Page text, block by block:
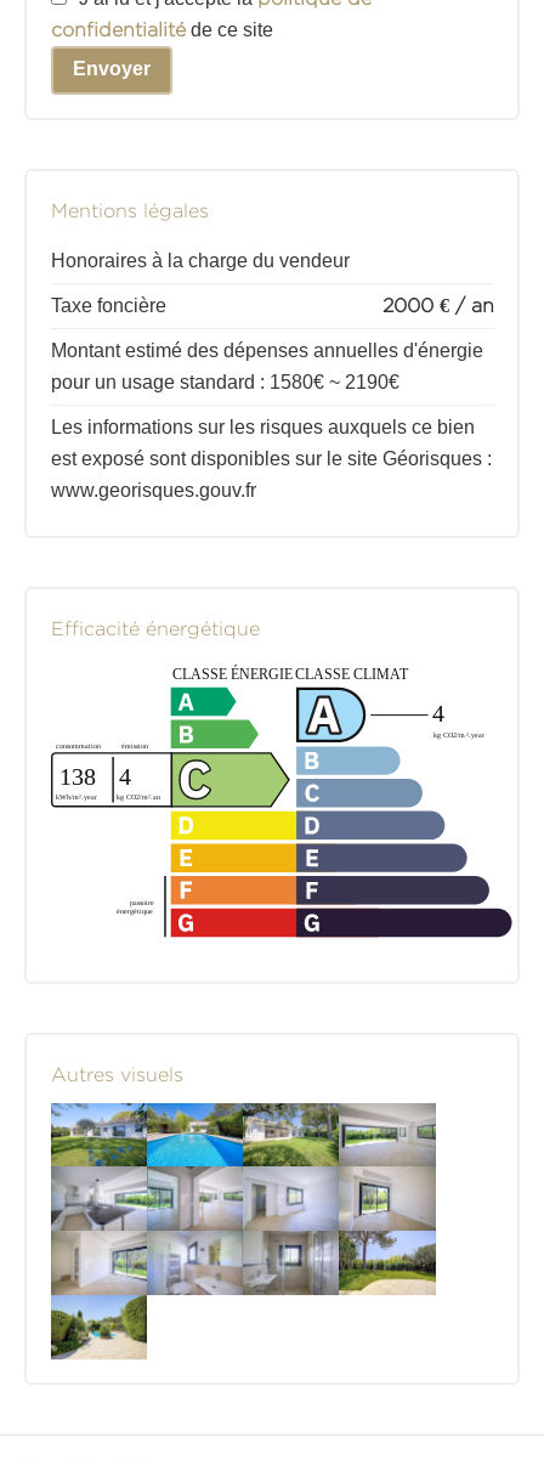
confidentialitéde ce site
Envoyer
Mentions légales
Honoraires à la charge du vendeur
Taxe foncière 2000 € / an
Montant estimé des dépenses annuelles d'énergie
pour un usage standard : 1580€ ~ 2190€
Les informations sur les risques auxquels ce bien
est exposé sont disponibles sur le site Géorisques :
www.georisques.gouv.fr
Efficacité énergétique
Autres visuels